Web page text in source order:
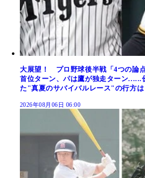
大展望！ プロ野球後半戦「4つの論
首位ターン、パは鷹が独走ターン......
た"真夏のサバイバルレース"の行方は
2026年08月06日 06:00